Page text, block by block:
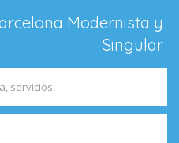
Modernista y
Singular